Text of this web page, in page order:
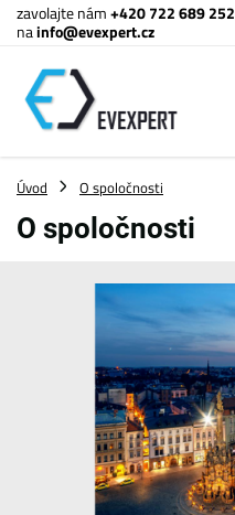
zavolajte nám+420 722 689 252
nainfo@evexpert.cz
Úvod O spoločnosti
O spoločnosti